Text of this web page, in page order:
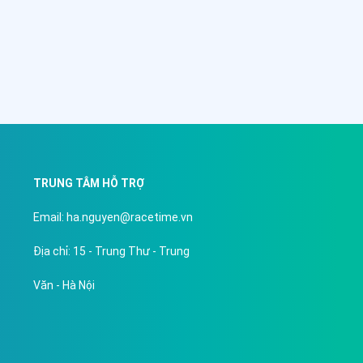
TRUNG TÂM HỖ TRỢ
Email: ha.nguyen@racetime.vn
Địa chỉ: 15 - Trung Thư - Trung
Văn - Hà Nội